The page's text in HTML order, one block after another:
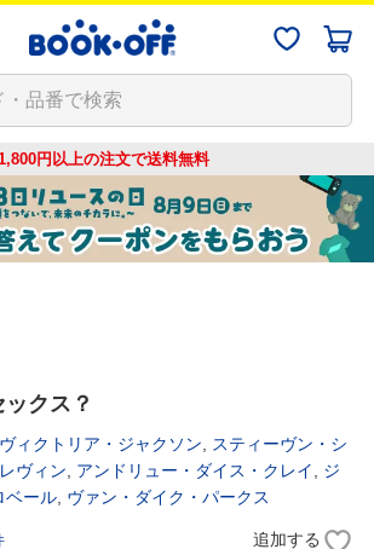
円以上の注文で送料無料
クス？
ヴィクトリア・ジャクソン
スティーヴン・シ
ヴィン アンドリュー・ダイス・クレイ
ジ
ベール ヴァン・ダイク・パークス
追加する